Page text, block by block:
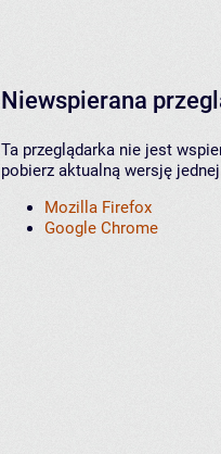
Niewspierana
Ta przeglądarka nie jest
pobierz aktualną wersję
Mozilla Firefox
Google Chrome